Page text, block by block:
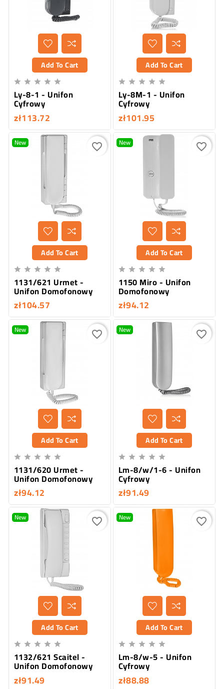
Add To Cart
    
Ly-8-1 - Unifon
Cyfrowy
zł113.72
Add To Cart
    
Ly-8M-1 - Unifon
Cyfrowy
zł101.95
New
Add To Cart
    
1131/621 Urmet -
Unifon Domofonowy
zł104.57
favorite_border New
Add To Cart
    
1150 Miro - Unifon
Domofonowy
zł94.12
favorite_border
New
Add To Cart
    
1131/620 Urmet -
Unifon Domofonowy
zł94.12
favorite_border New
Add To Cart
    
Lm-8/w/1-6 - Unifon
Cyfrowy
zł91.49
favorite_border
New
Add To Cart
    
1132/621 Scaitel -
Unifon Domofonowy
zł91.49
favorite_border New
Add To Cart
    
Lm-8/w-5 - Unifon
Cyfrowy
zł88.88
favorite_border